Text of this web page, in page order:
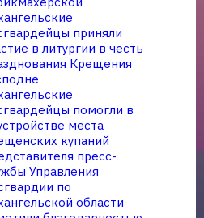
приняли
в литургии в честь
Крещения
помогли в
места
купаний
пресс-
Управления
по
области